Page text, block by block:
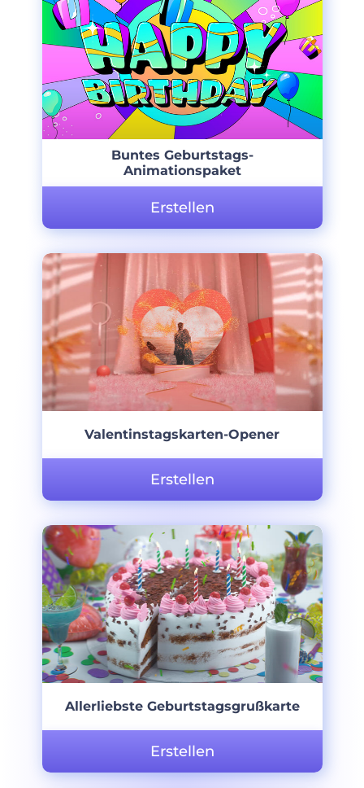
Buntes Geburtstags-
Animationspaket
Erstellen
Valentinstagskarten-Opener
Erstellen
Allerliebste Geburtstagsgrußkarte
Erstellen